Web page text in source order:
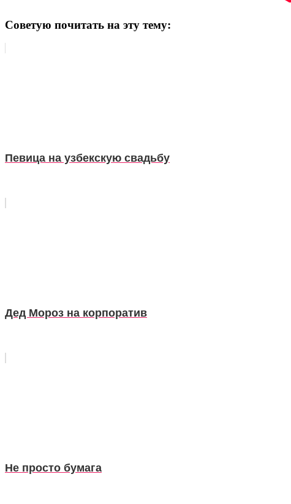
Советую почитать на эту тему:
Певица на узбекскую свадьбу
Дед Мороз на корпоратив
Не просто бумага